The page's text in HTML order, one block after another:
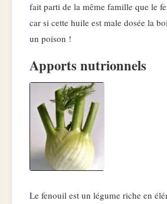
fait parti de la même famille que le
car si cette huile est male dosée la
un poison !
Apports nutrionnels
Le fenouil est un légume riche en